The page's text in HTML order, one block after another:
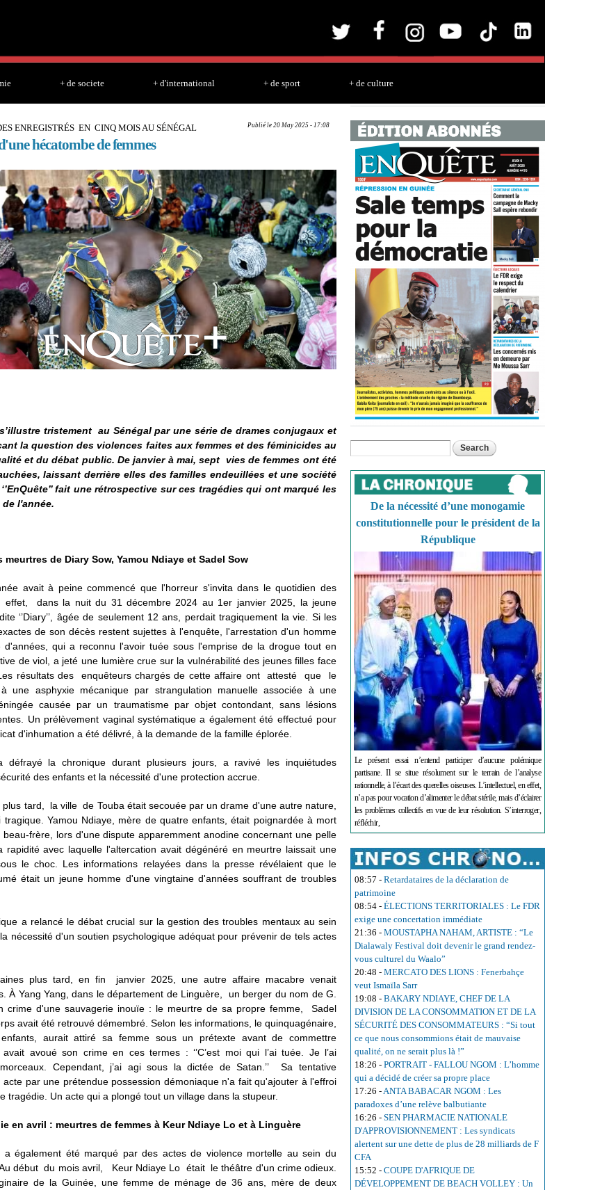
+ de societe + d'international + de sport + de culture
Publié le 20 May 2025 - 17:08
ENREGISTRÉS EN CINQ MOIS AU SÉNÉGAL
hécatombe de femmes
tristement au Sénégal par une série de drames conjugaux et
la question des violences faites aux femmes et des féminicides au
et du débat public. De janvier à mai, sept vies de femmes ont été
laissant derrière elles des familles endeuillées et une société
fait une rétrospective sur ces tragédies qui ont marqué les
l'année.
meurtres de Diary Sow, Yamou Ndiaye et Sadel Sow
avait à peine commencé que l'horreur s'invita dans le quotidien des
effet, dans la nuit du 31 décembre 2024 au 1er janvier 2025, la jeune
‘’Diary’’, âgée de seulement 12 ans, perdait tragiquement la vie. Si les
de son décès restent sujettes à l'enquête, l'arrestation d'un homme
d'années, qui a reconnu l'avoir tuée sous l'emprise de la drogue tout en
de viol, a jeté une lumière crue sur la vulnérabilité des jeunes filles face
résultats des enquêteurs chargés de cette affaire ont attesté que le
une asphyxie mécanique par strangulation manuelle associée à une
causée par un traumatisme par objet contondant, sans lésions
Un prélèvement vaginal systématique a également été effectué pour
d'inhumation a été délivré, à la demande de la famille éplorée.
défrayé la chronique durant plusieurs jours, a ravivé les inquiétudes
des enfants et la nécessité d'une protection accrue.
plus tard, la ville de Touba était secouée par un drame d'une autre nature,
tragique. Yamou Ndiaye, mère de quatre enfants, était poignardée à mort
frère, lors d'une dispute apparemment anodine concernant une pelle
rapidité avec laquelle l'altercation avait dégénéré en meurtre laissait une
le choc. Les informations relayées dans la presse révélaient que le
était un jeune homme d'une vingtaine d'années souffrant de troubles
a relancé le débat crucial sur la gestion des troubles mentaux au sein
nécessité d'un soutien psychologique adéquat pour prévenir de tels actes
plus tard, en fin janvier 2025, une autre affaire macabre venait
À Yang Yang, dans le département de Linguère, un berger du nom de G.
crime d'une sauvagerie inouïe : le meurtre de sa propre femme, Sadel
avait été retrouvé démembré. Selon les informations, le quinquagénaire,
aurait attiré sa femme sous un prétexte avant de commettre
avoué son crime en ces termes : ‘’C’est moi qui l’ai tuée. Je l’ai
Cependant, j’ai agi sous la dictée de Satan.’’ Sa tentative
acte par une prétendue possession démoniaque n'a fait qu'ajouter à l'effroi
tragédie. Un acte qui a plongé tout un village dans la stupeur.
en avril : meurtres de femmes à Keur Ndiaye Lo et à Linguère
a également été marqué par des actes de violence mortelle au sein du
début du mois avril, Keur Ndiaye Lo était le théâtre d'un crime odieux.
de la Guinée, une femme de ménage de 36 ans, mère de deux
Search form
De la nécessité d’une monogamie
constitutionnelle pour le président de la
République
Le présent essai n’entend participer d’aucune polémique
partisane. Il se situe résolument sur le terrain de l’analyse
rationnelle, à l’écart des querelles oiseuses. L’intellectuel, en effet,
n’a pas pour vocation d’alimenter le débat stérile, mais d’éclairer
les problèmes collectifs en vue de leur résolution. S’interroger,
réfléchir,
08:57 - Retardataires de la déclaration de
patrimoine
08:54 - ÉLECTIONS TERRITORIALES : Le FDR
exige une concertation immédiate
21:36 - MOUSTAPHA NAHAM, ARTISTE : “Le
Dialawaly Festival doit devenir le grand rendez-
vous culturel du Waalo”
20:48 - MERCATO DES LIONS : Fenerbahçe
veut Ismaïla Sarr
19:08 - BAKARY NDIAYE, CHEF DE LA
DIVISION DE LA CONSOMMATION ET DE LA
SÉCURITÉ DES CONSOMMATEURS : “Si tout
ce que nous consommions était de mauvaise
qualité, on ne serait plus là !”
18:26 - PORTRAIT - FALLOU NGOM : L’homme
qui a décidé de créer sa propre place
17:26 -ANTA BABACAR NGOM : Les
paradoxes d’une relève balbutiante
16:26 - SEN PHARMACIE NATIONALE
D'APPROVISIONNEMENT : Les syndicats
alertent sur une dette de plus de 28 milliards de F
CFA
15:52 - COUPE D'AFRIQUE DE
DÉVELOPPEMENT DE BEACH VOLLEY : Un